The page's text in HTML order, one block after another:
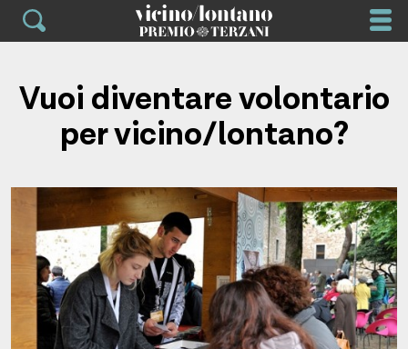
Skip
Vuoi diventare volontario
per vicino/lontano?